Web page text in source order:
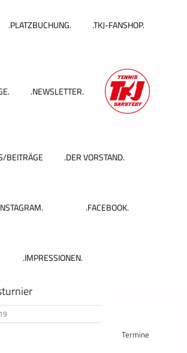
.PLATZBUCHUNG. .TKJ-FANSHOP.
.NEWSLETTER.
BEITRÄGE .DER VORSTAND.
.FACEBOOK.
.IMPRESSIONEN.
Termine